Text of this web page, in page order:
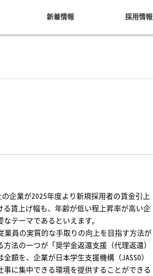
新着情報 採用情報
企業が2025年度より新規採用者の賃金引上
賃上げ幅も、年齢が低い程上昇率が高い企
テーマであるといえます。
員の実質的な手取りの向上を目指す方法が
法の一つが「奨学金返還支援（代理返還）
額を、企業が日本学生支援機構（JASSO）
に集中できる環境を提供することができる